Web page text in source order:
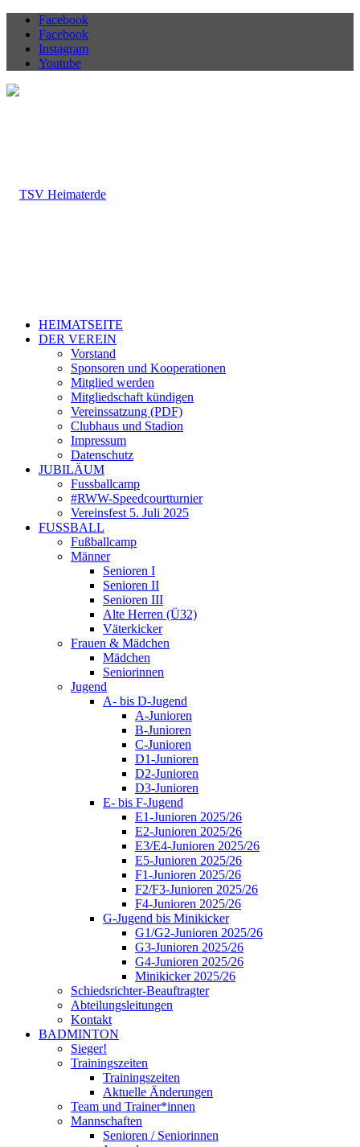
Facebook
Facebook
Instagram
Youtube
HEIMATSEITE
DER VEREIN
Vorstand
Sponsoren und Kooperationen
Mitglied werden
Mitgliedschaft kündigen
Vereinssatzung (PDF)
Clubhaus und Stadion
Impressum
Datenschutz
JUBILÄUM
Fussballcamp
#RWW-Speedcourtturnier
Vereinsfest 5. Juli 2025
FUSSBALL
Fußballcamp
Männer
Senioren I
Senioren II
Senioren III
Alte Herren (Ü32)
Väterkicker
Frauen & Mädchen
Mädchen
Seniorinnen
Jugend
A- bis D-Jugend
A-Junioren
B-Junioren
C-Junioren
D1-Junioren
D2-Junioren
D3-Junioren
E- bis F-Jugend
E1-Junioren 2025/26
E2-Junioren 2025/26
E3/E4-Junioren 2025/26
E5-Junioren 2025/26
F1-Junioren 2025/26
F2/F3-Junioren 2025/26
F4-Junioren 2025/26
G-Jugend bis Minikicker
G1/G2-Junioren 2025/26
G3-Junioren 2025/26
G4-Junioren 2025/26
Minikicker 2025/26
Schiedsrichter-Beauftragter
Abteilungsleitungen
Kontakt
BADMINTON
Sieger!
Trainingszeiten
Trainingszeiten
Aktuelle Änderungen
Team und Trainer*innen
Mannschaften
Senioren / Seniorinnen